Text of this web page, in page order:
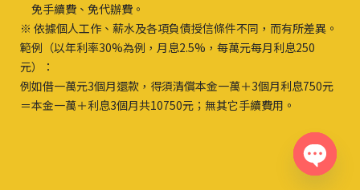
免手續費、免代辦費。
※ 依據個人工作、薪水及各項負債授信條件不同，而有所差異。
範例（以年利率30%為例，月息2.5%，每萬元每月利息250
元）：
例如借一萬元3個月還款，得須清償本金一萬＋3個月利息750元
＝本金一萬＋利息3個月共10750元；無其它手續費用。